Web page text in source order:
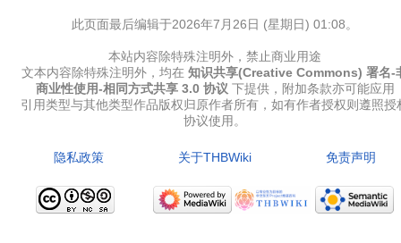
此页面最后编辑于2026年7月26日 (星期日) 01:08。
本站内容除特殊注明外，禁止商业用途
文本内容除特殊注明外，均在 知识共享(Creative Commons) 署名-
商业性使用-相同方式共享 3.0 协议 下提供，附加条款亦可能应用
引用类型与其他类型作品版权归原作者所有，如有作者授权则遵照授
协议使用。
隐私政策 关于THBWiki 免责声明